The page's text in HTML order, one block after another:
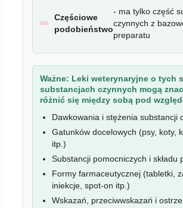
Częściowe
podobieństwo
- ma tylko część
czynnych z
preparatu
Ważne: Leki weterynaryjne o tych
substancjach czynnych mogą
różnić się między sobą pod
Dawkowania i stężenia substancji
Gatunków docelowych (psy, koty,
itp.)
Substancji pomocniczych i składu
Formy farmaceutycznej (tabletki,
iniekcje, spot-on itp.)
Wskazań, przeciwwskazań i